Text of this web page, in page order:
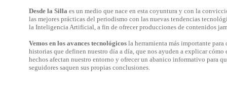
Desde la Silla es un medio que nace en esta coyuntura y con la
las mejores prácticas del periodismo con las nuevas tendencias
la Inteligencia Artificial, a fin de ofrecer producciones de contenidos
Vemos en los avances tecnológicos la herramienta más importante para
historias que definen nuestro día a día, que nos ayuden a explicar cómo
hechos afectan nuestro entorno y ofrecer un abanico informativo para
seguidores saquen sus propias conclusiones.